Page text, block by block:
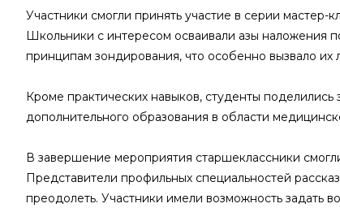
Участники смогли принять участие в серии
Школьники с интересом осваивали азы наложения
принципам зондирования, что особенно вызвало их
Кроме практических навыков, студенты
дополнительного образования в области
В завершение мероприятия старшеклассники
Представители профильных специальностей
преодолеть. Участники имели возможность задать